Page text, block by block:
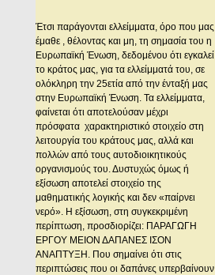
Έτσι παράγονται ελλείμματα, όρο που μας
έμαθε , θέλοντας και μη, τη σημασία του η
Ευρωπαϊκή Ένωση, δεδομένου ότι εγκαλεί
το κράτος μας, για τα ελλείμματά του, σε
ολόκληρη την 25ετία από την ένταξή μας
στην Ευρωπαϊκή Ένωση. Τα ελλείμματα,
φαίνεται ότι αποτελούσαν μέχρι
πρόσφατα χαρακτηριστικό στοιχείο στη
λειτουργία του κράτους μας, αλλά και
πολλών από τους αυτοδιοικητικούς
οργανισμούς του. Δυστυχώς όμως ή
εξίσωση αποτελεί στοιχείο της
μαθηματικής λογικής και δεν «παίρνει
νερό». Η εξίσωση, στη συγκεκριμένη
περίπτωση, προσδιορίζει: ΠΑΡΑΓΩΓΗ
ΕΡΓΟΥ ΜΕΙΟΝ ΔΑΠΑΝΕΣ ΙΣΟΝ
ΑΝΑΠΤΥΞΗ. Που σημαίνει ότι στις
περιπτώσεις που οι δαπάνες υπερβαίνουν